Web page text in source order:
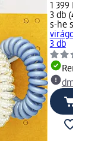
1 399 Ft
3 db
s-he
virágos
3 db
dm